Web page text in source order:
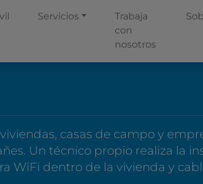
Servicios
Trabaja
con
nosotros
casas de campo y
Un técnico propio realiza la
WiFi dentro de la vivienda y